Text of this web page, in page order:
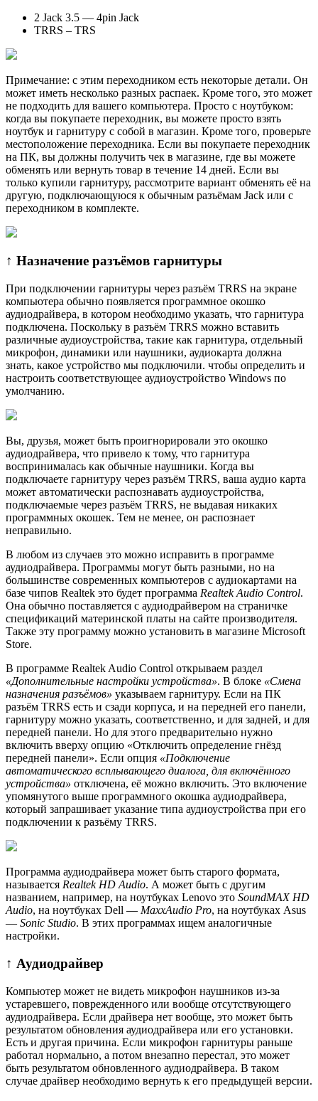
2 Jack 3.5 — 4pin Jack
TRRS – TRS
Примечание: с этим переходником есть некоторые детали. Он
может иметь несколько разных распаек. Кроме того, это может
не подходить для вашего компьютера. Просто с ноутбуком:
когда вы покупаете переходник, вы можете просто взять
ноутбук и гарнитуру с собой в магазин. Кроме того, проверьте
местоположение переходника. Если вы покупаете переходник
на ПК, вы должны получить чек в магазине, где вы можете
обменять или вернуть товар в течение 14 дней. Если вы
только купили гарнитуру, рассмотрите вариант обменять её на
другую, подключающуюся к обычным разъёмам Jack или с
переходником в комплекте.
↑ Назначение разъёмов гарнитуры
При подключении гарнитуры через разъём TRRS на экране
компьютера обычно появляется программное окошко
аудиодрайвера, в котором необходимо указать, что гарнитура
подключена. Поскольку в разъём TRRS можно вставить
различные аудиоустройства, такие как гарнитура, отдельный
микрофон, динамики или наушники, аудиокарта должна
знать, какое устройство мы подключили. чтобы определить и
настроить соответствующее аудиоустройство Windows по
умолчанию.
Вы, друзья, может быть проигнорировали это окошко
аудиодрайвера, что привело к тому, что гарнитура
воспринималась как обычные наушники. Когда вы
подключаете гарнитуру через разъём TRRS, ваша аудио карта
может автоматически распознавать аудиоустройства,
подключаемые через разъём TRRS, не выдавая никаких
программных окошек. Тем не менее, он распознает
неправильно.
В любом из случаев это можно исправить в программе
аудиодрайвера. Программы могут быть разными, но на
большинстве современных компьютеров с аудиокартами на
базе чипов Realtek это будет программа RealtekAudio Control.
Она обычно поставляется с аудиодрайвером на страничке
спецификаций материнской платы на сайте производителя.
Также эту программу можно установить в магазине Microsoft
Store.
В программе Realtek Audio Control открываем раздел
«Дополнительные настройки устройства». В блоке «Смена
назначения разъёмов» указываем гарнитуру. Если на ПК
разъём TRRS есть и сзади корпуса, и на передней его панели,
гарнитуру можно указать, соответственно, и для задней, и для
передней панели. Но для этого предварительно нужно
включить вверху опцию «Отключить определение гнёзд
передней панели». Если опция «Подключение
автоматического всплывающего диалога, для включённого
устройства» отключена, её можно включить. Это включение
упомянутого выше программного окошка аудиодрайвера,
который запрашивает указание типа аудиоустройства при его
подключении к разъёму TRRS.
Программа аудиодрайвера может быть старого формата,
называется Realtek HD Audio. А может быть с другим
названием, например, на ноутбуках Lenovo это SoundMAX HD
Audio, на ноутбуках Dell — MaxxAudio Pro, на ноутбуках Asus
— Sonic Studio. В этих программах ищем аналогичные
настройки.
↑ Аудиодрайвер
Компьютер может не видеть микрофон наушников из-за
устаревшего, поврежденного или вообще отсутствующего
аудиодрайвера. Если драйвера нет вообще, это может быть
результатом обновления аудиодрайвера или его установки.
Есть и другая причина. Если микрофон гарнитуры раньше
работал нормально, а потом внезапно перестал, это может
быть результатом обновленного аудиодрайвера. В таком
случае драйвер необходимо вернуть к его предыдущей версии.